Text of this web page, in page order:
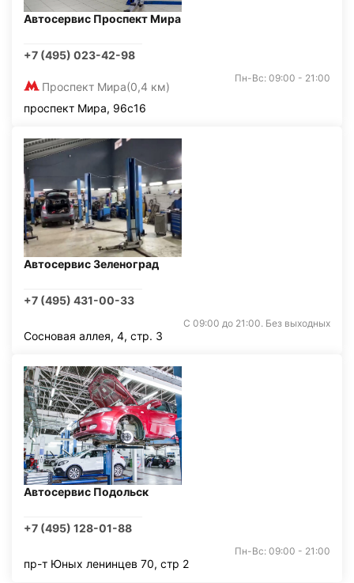
Автосервис Проспект Мира
+7 (495) 023-42-98
Проспект Мира(0,4 км)
Пн-Вс: 09:00 - 21:00
проспект Мира, 96с16
Автосервис Зеленоград
+7 (495) 431-00-33
С 09:00 до 21:00. Без выходных
Сосновая аллея, 4, стр. 3
Автосервис Подольск
+7 (495) 128-01-88
Пн-Вс: 09:00 - 21:00
пр-т Юных ленинцев 70, стр 2